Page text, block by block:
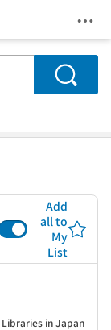
Search
Add
all to
My
List
in Japan